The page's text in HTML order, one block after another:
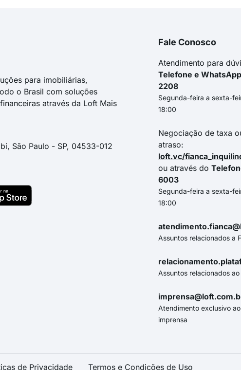
para imobiliárias,
o Brasil com soluções
através da Loft Mais
São Paulo - SP, 04533-012
Fale Conosco
Atendimento para
Telefone e
2208
Segunda-feira a sexta-
18:00
Negociação de taxa
atraso:
loft.vc/
ou através do
6003
Segunda-feira a sexta-
18:00
Assuntos relacionados a
Assuntos relacionados
Atendimento exclusivo
imprensa
de Privacidade Termos e Condições de Uso